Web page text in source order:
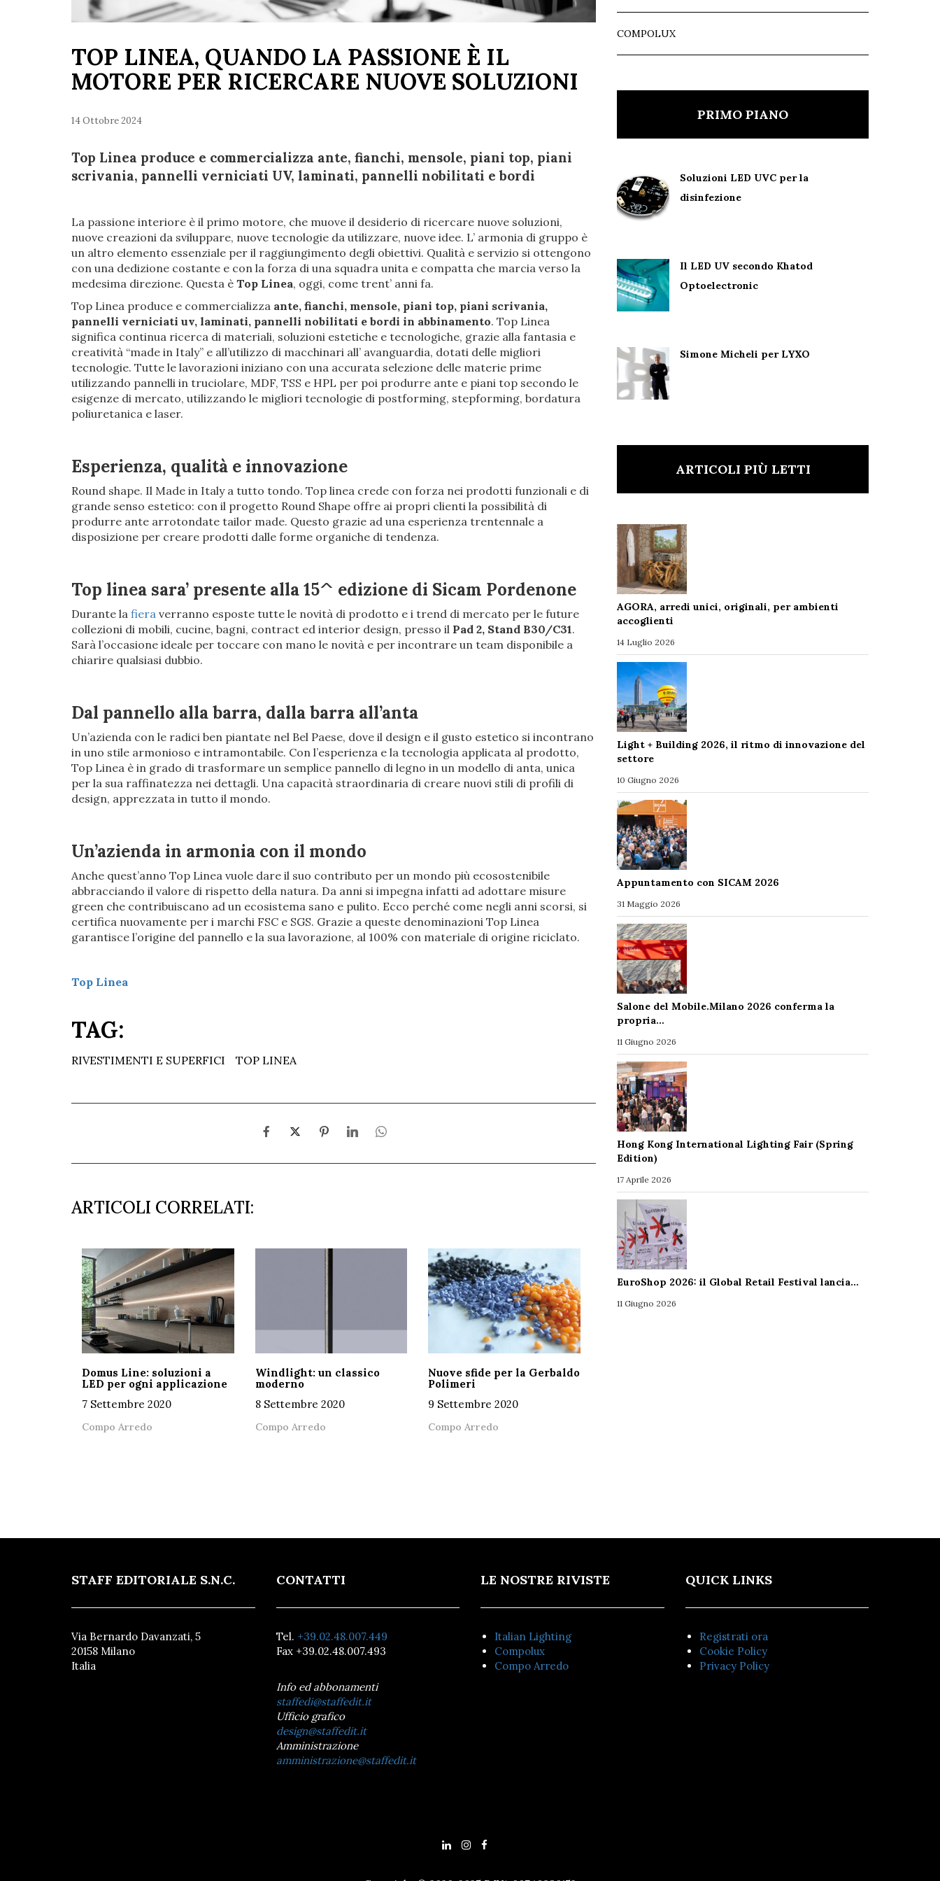
TOP LINEA, QUANDO LA PASSIONE È IL
MOTORE PER RICERCARE NUOVE SOLUZIONI
14 Ottobre 2024
Top Linea produce e commercializza ante, fianchi, mensole, piani top, piani
scrivania, pannelli verniciati UV, laminati, pannelli nobilitati e bordi
La passione interiore è il primo motore, che muove il desiderio di ricercare nuove soluzioni,
nuove creazioni da sviluppare, nuove tecnologie da utilizzare, nuove idee. L’ armonia di gruppo è
un altro elemento essenziale per il raggiungimento degli obiettivi. Qualità e servizio si ottengono
con una dedizione costante e con la forza di una squadra unita e compatta che marcia verso la
medesima direzione. Questa è Top Linea, oggi, come trent’ anni fa.
Top Linea produce e commercializza ante, fianchi, mensole, piani top, piani scrivania,
pannelli verniciati uv, laminati, pannelli nobilitati e bordi in abbinamento. Top Linea
significa continua ricerca di materiali, soluzioni estetiche e tecnologiche, grazie alla fantasia e
creatività “made in Italy” e all’utilizzo di macchinari all’ avanguardia, dotati delle migliori
tecnologie. Tutte le lavorazioni iniziano con una accurata selezione delle materie prime
utilizzando pannelli in truciolare, MDF, TSS e HPL per poi produrre ante e piani top secondo le
esigenze di mercato, utilizzando le migliori tecnologie di postforming, stepforming, bordatura
poliuretanica e laser.
Esperienza, qualità e innovazione
Round shape. Il Made in Italy a tutto tondo. Top linea crede con forza nei prodotti funzionali e di
grande senso estetico: con il progetto Round Shape offre ai propri clienti la possibilità di
produrre ante arrotondate tailor made. Questo grazie ad una esperienza trentennale a
disposizione per creare prodotti dalle forme organiche di tendenza.
Top linea sara’ presente alla 15^ edizione di Sicam Pordenone
Durante la fiera verranno esposte tutte le novità di prodotto e i trend di mercato per le future
collezioni di mobili, cucine, bagni, contract ed interior design, presso il Pad 2, Stand B30/C31.
Sarà l’occasione ideale per toccare con mano le novità e per incontrare un team disponibile a
chiarire qualsiasi dubbio.
Dal pannello alla barra, dalla barra all’anta
Un’azienda con le radici ben piantate nel Bel Paese, dove il design e il gusto estetico si incontrano
in uno stile armonioso e intramontabile. Con l’esperienza e la tecnologia applicata al prodotto,
Top Linea è in grado di trasformare un semplice pannello di legno in un modello di anta, unica
per la sua raffinatezza nei dettagli. Una capacità straordinaria di creare nuovi stili di profili di
design, apprezzata in tutto il mondo.
Un’azienda in armonia con il mondo
Anche quest’anno Top Linea vuole dare il suo contributo per un mondo più ecosostenibile
abbracciando il valore di rispetto della natura. Da anni si impegna infatti ad adottare misure
green che contribuiscano ad un ecosistema sano e pulito. Ecco perché come negli anni scorsi, si
certifica nuovamente per i marchi FSC e SGS. Grazie a queste denominazioni Top Linea
garantisce l’origine del pannello e la sua lavorazione, al 100% con materiale di origine riciclato.
Top Linea
TAG:
RIVESTIMENTI E SUPERFICI TOP LINEA
ARTICOLI CORRELATI:
Domus Line: soluzioni a
LED per ogni applicazione
7 Settembre 2020
Compo Arredo
Windlight: un classico
moderno
8 Settembre 2020
Compo Arredo
Nuove sfide per la Gerbaldo
Polimeri
9 Settembre 2020
Compo Arredo
COMPOLUX
PRIMO PIANO
Soluzioni LED UVC per la
disinfezione
Il LED UV secondo Khatod
Optoelectronic
Simone Micheli per LYXO
ARTICOLI PIÙ LETTI
AGORA, arredi unici, originali, per ambienti
accoglienti
14 Luglio 2026
Light + Building 2026, il ritmo di innovazione del
settore
10 Giugno 2026
Appuntamento con SICAM 2026
31 Maggio 2026
Salone del Mobile.Milano 2026 conferma la
propria…
11 Giugno 2026
Hong Kong International Lighting Fair (Spring
Edition)
17 Aprile 2026
EuroShop 2026: il Global Retail Festival lancia…
11 Giugno 2026
STAFF EDITORIALE S.N.C.
Via Bernardo Davanzati, 5
20158 Milano
Italia
CONTATTI
Tel. +39.02.48.007.449
Fax +39.02.48.007.493
Info ed abbonamenti
staffedi@staffedit.it
Ufficio grafico
design@staffedit.it
Amministrazione
amministrazione@staffedit.it
LE NOSTRE RIVISTE
Italian Lighting
Compolux
Compo Arredo
QUICK LINKS
Registrati ora
Cookie Policy
Privacy Policy